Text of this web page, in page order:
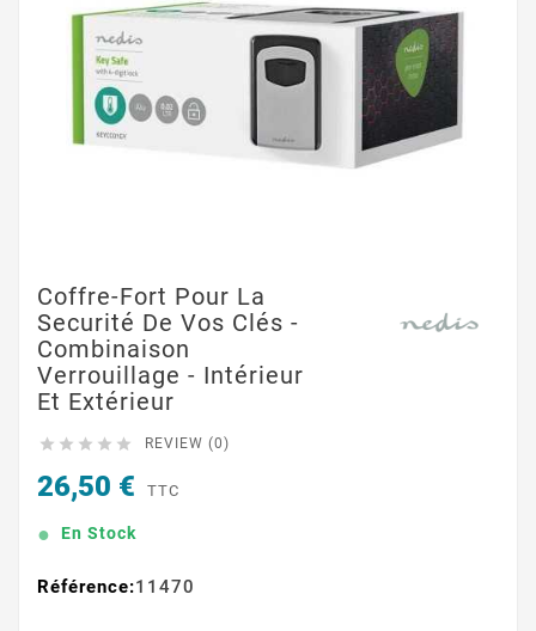
Coffre-Fort Pour La
Securité De Vos Clés -
Combinaison
Verrouillage - Intérieur
Et Extérieur
     REVIEW (0)
26,50 € TTC
En Stock
Référence:11470